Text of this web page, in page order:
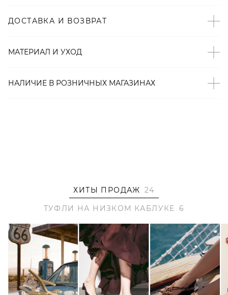
- Заостренный нос, удлиняющий ногу;
2000001163498
ДОСТАВКА И ВОЗВРАТ
МАТЕРИАЛ И УХОД
НАЛИЧИЕ В РОЗНИЧНЫХ МАГАЗИНАХ
ХИТЫ ПРОДАЖ 24
ТУФЛИ НА НИЗКОМ КАБЛУКЕ 6